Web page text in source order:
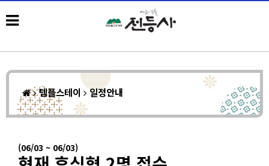
템플스테이 일정안내
(06/03 ~ 06/03)